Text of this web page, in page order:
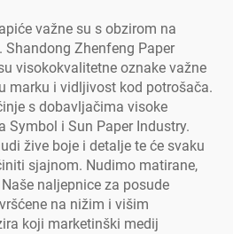
važne su s obzirom na
Zhenfeng Paper
visokokvalitetne oznake važne
marku i vidljivost kod potrošača.
s dobavljačima visoke
Symbol i Sun Paper Industry.
žive boje i detalje te će svaku
sjajnom. Nudimo matirane,
naljepnice za posude
na nižim i višim
koji marketinški medij